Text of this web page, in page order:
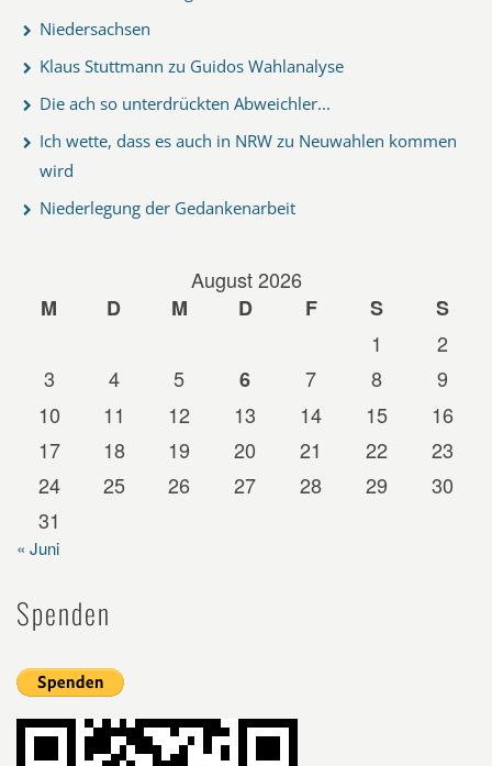
Niedersachsen
Klaus Stuttmann zu Guidos Wahlanalyse
Die ach so unterdrückten Abweichler...
Ich wette, dass es auch in NRW zu Neuwahlen kommen
wird
Niederlegung der Gedankenarbeit
August 2026
M
D M D F S
S
1
2
3
4 5 6 7 8
9
10
11 12 13 14 15
16
17
18 19 20 21 22
23
24
25 26 27 28 29
30
31
« Juni
Spenden